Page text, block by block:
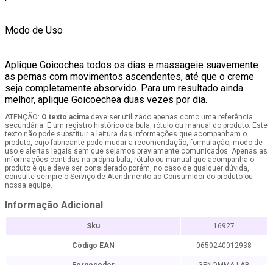
Modo de Uso
Aplique Goicochea todos os dias e massageie suavemente
as pernas com movimentos ascendentes, até que o creme
seja completamente absorvido. Para um resultado ainda
melhor, aplique Goicoechea duas vezes por dia.
ATENÇÃO: O texto acima deve ser utilizado apenas como uma referência
secundária. É um registro histórico da bula, rótulo ou manual do produto. Este
texto não pode substituir a leitura das informações que acompanham o
produto, cujo fabricante pode mudar a recomendação, formulação, modo de
uso e alertas legais sem que sejamos previamente comunicados. Apenas as
informações contidas na própria bula, rótulo ou manual que acompanha o
produto é que deve ser considerado porém, no caso de qualquer dúvida,
consulte sempre o Serviço de Atendimento ao Consumidor do produto ou
nossa equipe.
Informação Adicional
Sku 16927
Código EAN 0650240012938